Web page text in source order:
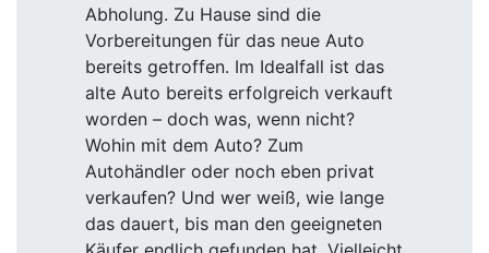
Abholung. Zu Hause sind die
Vorbereitungen für das neue Auto
bereits getroffen. Im Idealfall ist das
alte Auto bereits erfolgreich verkauft
worden – doch was, wenn nicht?
Wohin mit dem Auto? Zum
Autohändler oder noch eben privat
verkaufen? Und wer weiß, wie lange
das dauert, bis man den geeigneten